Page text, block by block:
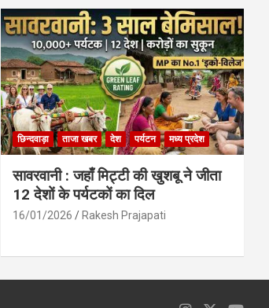
A
p
p
छिन्दवाड़ा ताजा खबर देश पर्यटन मध्य प्रदेश
सावरवानी : जहाँ मिट्टी की खुशबू ने जीता
12 देशों के पर्यटकों का दिल
16/01/2026 Rakesh Prajapati